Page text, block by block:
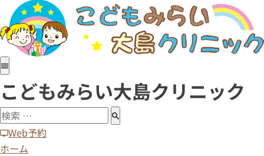
ホーム
医院紹介
小児科
アレルギー科
予防接種
病児・病後児保育室
診療時間・アクセス
求人情報
こどもみらい大島クリニック
Web予約
ホーム